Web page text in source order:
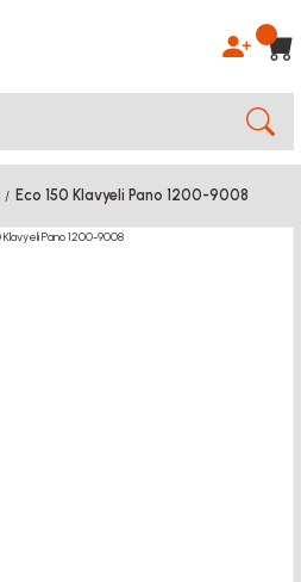
Eco 150 Klavyeli Pano 1200-9008